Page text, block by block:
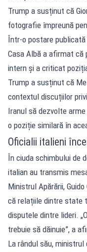
Trump a susținut că
fotografie împreună
Într-o postare
Casa Albă a afirmat că
intern și a criticat
Trump a susținut că
contextul discuțiilor
Iranul să dezvolte
o poziție similară în
Oficialii italieni
În ciuda schimbului de
italian au transmis
Ministrul Apărării,
că relațiile dintre state
disputele dintre lideri.
trebuie să dăinuie”, a
La rândul său, ministrul